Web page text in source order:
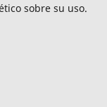
sobre su uso.